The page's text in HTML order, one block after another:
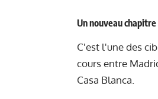
Un nouveau chapitre
C'est l'une des
coursentre
Casa Blanca.